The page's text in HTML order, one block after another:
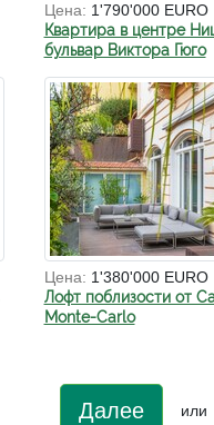
Цена: 1'790'000 EURO
Квартира в центре
бульвар Виктора Гюго
Цена: 1'380'000 EURO
Лофт поблизости от
Monte-Carlo
Далее или